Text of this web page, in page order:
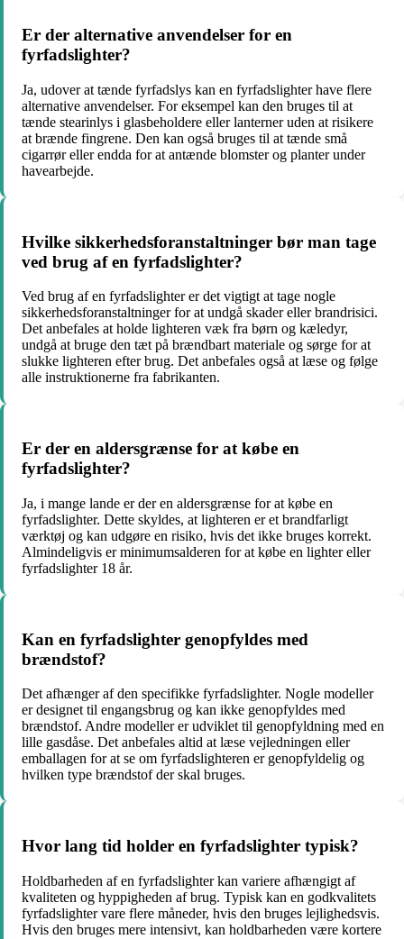
Er der alternative anvendelser for en
fyrfadslighter?
Ja, udover at tænde fyrfadslys kan en fyrfadslighter have flere
alternative anvendelser. For eksempel kan den bruges til at
tænde stearinlys i glasbeholdere eller lanterner uden at risikere
at brænde fingrene. Den kan også bruges til at tænde små
cigarrør eller endda for at antænde blomster og planter under
havearbejde.
Hvilke sikkerhedsforanstaltninger bør man tage
ved brug af en fyrfadslighter?
Ved brug af en fyrfadslighter er det vigtigt at tage nogle
sikkerhedsforanstaltninger for at undgå skader eller brandrisici.
Det anbefales at holde lighteren væk fra børn og kæledyr,
undgå at bruge den tæt på brændbart materiale og sørge for at
slukke lighteren efter brug. Det anbefales også at læse og følge
alle instruktionerne fra fabrikanten.
Er der en aldersgrænse for at købe en
fyrfadslighter?
Ja, i mange lande er der en aldersgrænse for at købe en
fyrfadslighter. Dette skyldes, at lighteren er et brandfarligt
værktøj og kan udgøre en risiko, hvis det ikke bruges korrekt.
Almindeligvis er minimumsalderen for at købe en lighter eller
fyrfadslighter 18 år.
Kan en fyrfadslighter genopfyldes med
brændstof?
Det afhænger af den specifikke fyrfadslighter. Nogle modeller
er designet til engangsbrug og kan ikke genopfyldes med
brændstof. Andre modeller er udviklet til genopfyldning med en
lille gasdåse. Det anbefales altid at læse vejledningen eller
emballagen for at se om fyrfadslighteren er genopfyldelig og
hvilken type brændstof der skal bruges.
Hvor lang tid holder en fyrfadslighter typisk?
Holdbarheden af en fyrfadslighter kan variere afhængigt af
kvaliteten og hyppigheden af brug. Typisk kan en godkvalitets
fyrfadslighter vare flere måneder, hvis den bruges lejlighedsvis.
Hvis den bruges mere intensivt, kan holdbarheden være kortere